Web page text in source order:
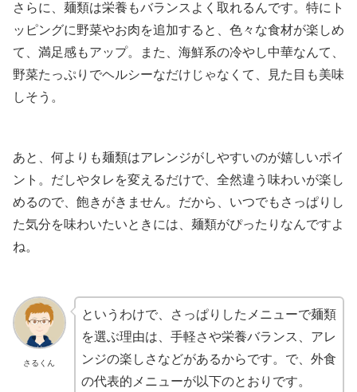
さらに、麺類は栄養もバランスよく取れるんです。特にト
ッピングに野菜やお肉を追加すると、色々な食材が楽しめ
て、満足感もアップ。また、海鮮系の冷やし中華なんて、
野菜たっぷりでヘルシーなだけじゃなくて、見た目も美味
しそう。
あと、何よりも麺類はアレンジがしやすいのが嬉しいポイ
ント。だしやタレを変えるだけで、全然違う味わいが楽し
めるので、飽きがきません。だから、いつでもさっぱりし
た気分を味わいたいときには、麺類がぴったりなんですよ
ね。
さるくん
というわけで、さっぱりしたメニューで麺類
を選ぶ理由は、手軽さや栄養バランス、アレ
ンジの楽しさなどがあるからです。で、外食
の代表的メニューが以下のとおりです。